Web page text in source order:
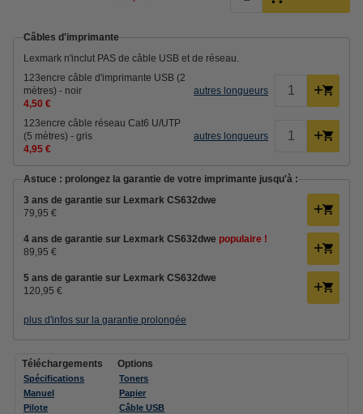
Câbles d'imprimante
Lexmark n'inclut PAS de câble USB et de réseau.
123encre câble d'imprimante USB (2
mètres) - noir
4,50 €
autres longueurs
123encre câble réseau Cat6 U/UTP
(5 mètres) - gris
4,95 €
autres longueurs
Astuce : prolongez la garantie de votre imprimante jusqu'à :
3 ans de garantie sur Lexmark CS632dwe
79,95 €
4 ans de garantie sur Lexmark CS632dwe populaire !
89,95 €
5 ans de garantie sur Lexmark CS632dwe
120,95 €
plus d'infos sur la garantie prolongée
Téléchargements
Spécifications
Manuel
Pilote
Options
Toners
Papier
Câble USB